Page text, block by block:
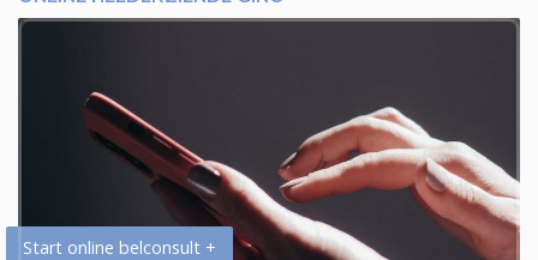
Start online belconsult +